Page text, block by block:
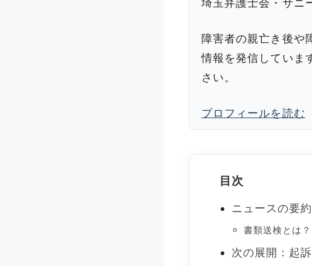
埼玉弁護士会・サニ
障害者の親亡き後や
情報を発信していま
さい。
プロフィールを読む
目次
ニュースの要約
書類送検とは？
次の展開：起